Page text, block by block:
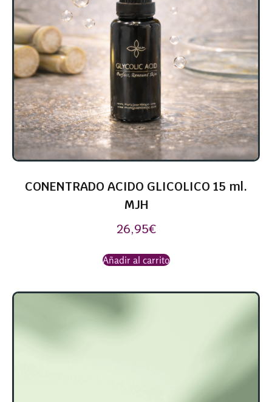
CONENTRADO ACIDO GLICOLICO 15 ml.
MJH
26,95€
Añadir al carrito